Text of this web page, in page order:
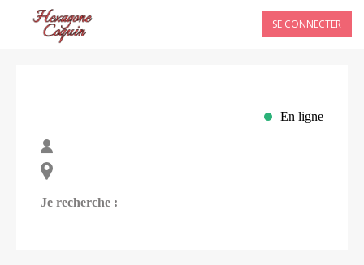
SE CONNECTER
En ligne
Je recherche :